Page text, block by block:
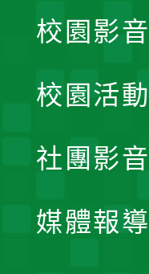
校園影音
校園活動
社團影音
媒體報導